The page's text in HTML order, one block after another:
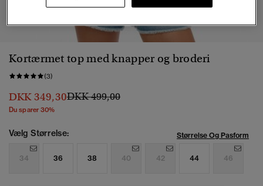
1 2 3 4
Kortærmet top med knapper og broderi
(3)
DKK 349,30Pris nedsat fra
DKK 499,00til
Du sparer 30%
Vælg Størrelse: Størrelse Og Pasform
34 36 38 40 42 44 46